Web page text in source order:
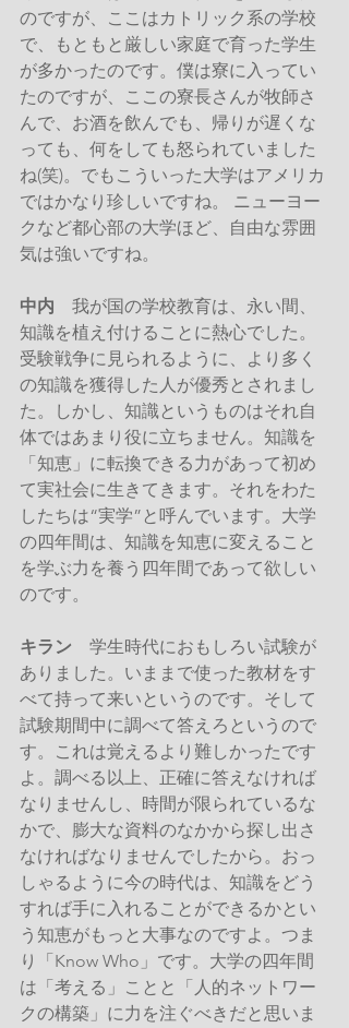
のですが、ここはカトリック系の学校
で、もともと厳しい家庭で育った学生
が多かったのです。僕は寮に入ってい
たのですが、ここの寮長さんが牧師さ
んで、お酒を飲んでも、帰りが遅くな
っても、何をしても怒られていました
ね(笑)。でもこういった大学はアメリカ
ではかなり珍しいですね。 ニューヨー
クなど都心部の大学ほど、自由な雰囲
気は強いですね。
中内 我が国の学校教育は、永い間、
知識を植え付けることに熱心でした。
受験戦争に見られるように、より多く
の知識を獲得した人が優秀とされまし
た。しかし、知識というものはそれ自
体ではあまり役に立ちません。知識を
「知恵」に転換できる力があって初め
て実社会に生きてきます。それをわた
したちは“実学”と呼んでいます。大学
の四年間は、知識を知恵に変えること
を学ぶ力を養う四年間であって欲しい
のです。
キラン 学生時代におもしろい試験が
ありました。いままで使った教材をす
べて持って来いというのです。そして
試験期間中に調べて答えろというので
す。これは覚えるより難しかったです
よ。調べる以上、正確に答えなければ
なりませんし、時間が限られているな
かで、膨大な資料のなかから探し出さ
なければなりませんでしたから。おっ
しゃるように今の時代は、知識をどう
すれば手に入れることができるかとい
う知恵がもっと大事なのですよ。つま
り「Know Who」です。大学の四年間
は「考える」ことと「人的ネットワー
クの構築」に力を注ぐべきだと思いま